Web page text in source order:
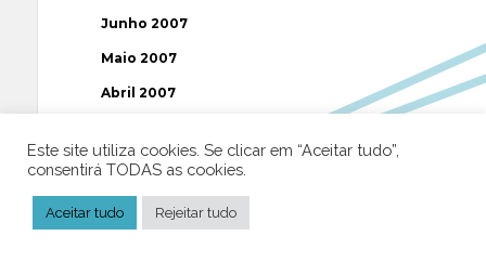
Junho 2007
Maio 2007
Abril 2007
Fevereiro 2007
Janeiro 2007
Dezembro 2006
Este site utiliza cookies. Se clicar em “Aceitar tudo”,
consentirá TODAS as cookies.
Aceitar tudo Rejeitar tudo